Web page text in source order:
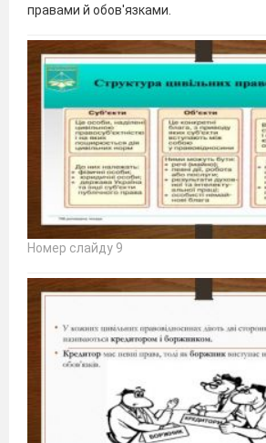
правами й обов'язками.
Номер слайду 9